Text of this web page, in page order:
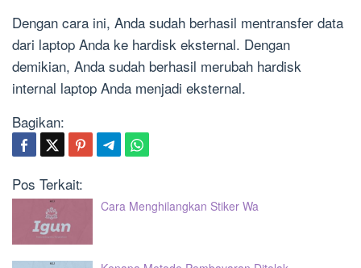
Dengan cara ini, Anda sudah berhasil mentransfer data
dari laptop Anda ke hardisk eksternal. Dengan
demikian, Anda sudah berhasil merubah hardisk
internal laptop Anda menjadi eksternal.
Bagikan:
Pos Terkait:
Cara Menghilangkan Stiker Wa